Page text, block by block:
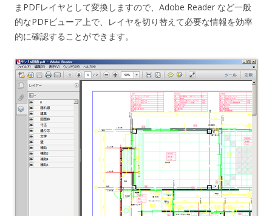
まPDFレイヤとして変換しますので、Adobe Reader など一般
的なPDFビューア上で、レイヤを切り替えて必要な情報を効率
的に確認することができます。